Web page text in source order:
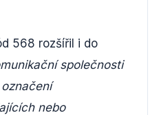
568 rozšířil i do
společnosti
nebo